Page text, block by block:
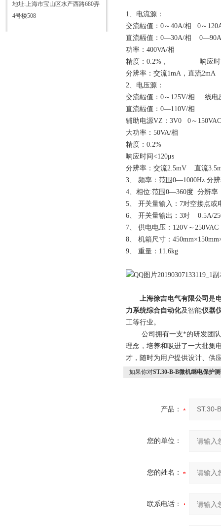
地址:上海市宝山区水产西路680弄
4号楼508
1、电流源：
交流幅值：0～40A/相 0～
直流幅值：0—30A/相
功率：400VA/相
精度：0.2%， 响应时间
分辨率：交流1mA，直流2mA
2、电压源：
交流幅值：0～125V/相 线电
直流幅值：0—110V/相
辅助电源VZ：3V0 0～
大功率：50VA/相
精度：0.2%
响应时间<120μs
分辨率：交流2.5mV 直流
3、 频率：范围0—1000Hz 分
4、相位:范围0—360度 分辨
5、 开关量输入：7对空接点
6、 开关量输出：3对 0.5A/
7、 供电电压：120V～
8、 机箱尺寸：
9、 重量：11.6kg
上海徐吉电气有限公司 是
力系统综合自动化及智能仪器
工等行业。
公司拥有一支*的研发团队
理念，培养和吸进了一大批集
才，随时为用户提供设计、供
如果你对ST.30-B-B微机继电保护
产品：
您的单位：
您的姓名：
联系电话：